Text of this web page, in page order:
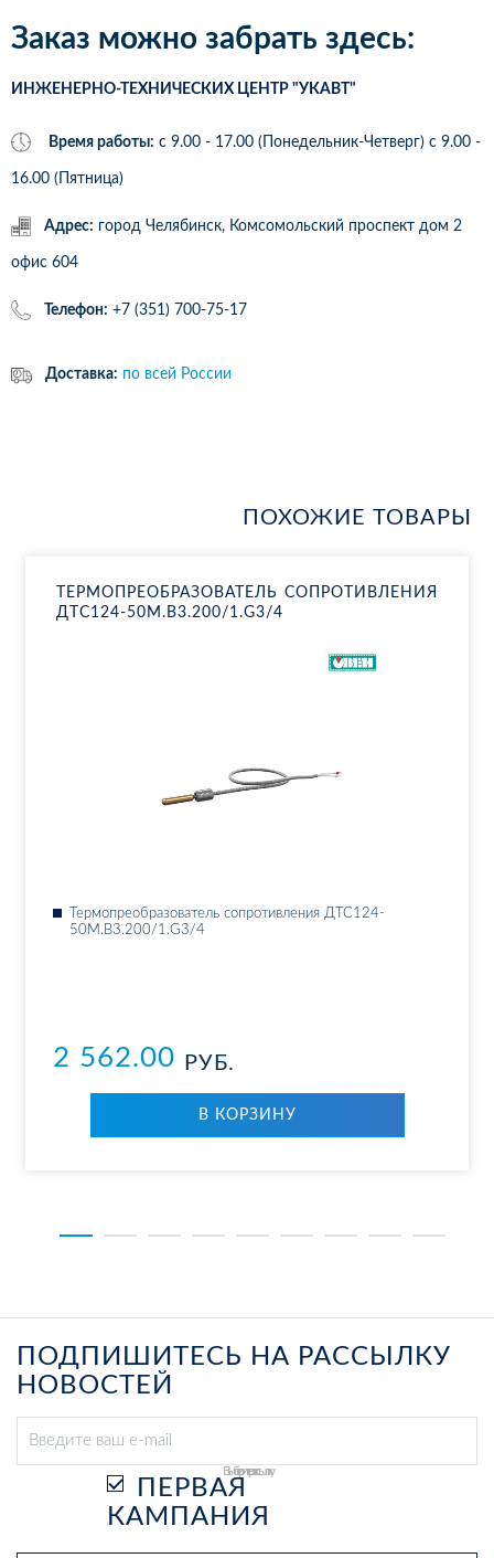
Заказ можно забрать здесь:
ИНЖЕНЕРНО-ТЕХНИЧЕСКИХ ЦЕНТР "УКАВТ"
Время работы: с 9.00 - 17.00 (Понедельник-Четверг) c 9.00 -
16.00 (Пятница)
Адрес: город Челябинск, Комсомольский проспект дом 2
офис 604
Телефон: +7 (351) 700-75-17
Доставка: по всей России
ПОХОЖИЕ ТОВАРЫ
ТЕР­МО­ПРЕ­ОБ­РА­ЗО­ВА­ТЕЛЬ СО­ПРО­ТИВ­ЛЕ­НИЯ
ДТ­С124-50М.В3.200/1.G3/4
Тер­мо­пре­об­ра­зо­ва­тель со­про­тив­ле­ния ДТ­С124-
50М.В3.200/1.G3/4
2 562.00 РУБ.
В КОР­ЗИ­НУ
ПОДПИШИТЕСЬ НА РАССЫЛКУ
НОВОСТЕЙ
Выберите рассылку
ПЕРВАЯ
КАМПАНИЯ